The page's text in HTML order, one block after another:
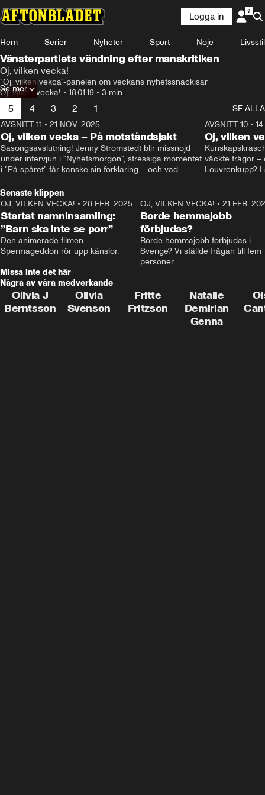
Logga in
Hem Serier Nyheter Sport Nöje Livsstil
Vänsterpartiets vändning efter manskritiken
Oj, vilken vecka!
"Oj, vilken vekca"-panelen om veckans nyhetssnackisar
Oj, vilken vecka! • 18.01.19 • 3 min
Se mer
5 4 3 2 1
SE ALLA
AVSNITT 11 • 21 NOV. 2025
Oj, vilken vecka – På motståndsjakt
Säsongsavslutning! Jenny Strömstedt blir missnöjd
under intervjun i "Nyhetsmorgon", stressiga momentet
i "På spåret" får kanske sin förklaring – och vad
Cantwell och Karin Pettersson.
AVSNITT 10•
Oj, vilken
väckte frågor –
Louvrenkupp?
Senaste klippen
2:40
OJ, VILKEN VECKA! • 28 FEB. 2025
Startat namninsamling:
”Barn ska inte se porr”
Den animerade filmen
Spermageddon rör upp känslor.
OJ, VILKEN VECKA! • 21 FEB.
Borde hemmajobb
förbjudas?
Borde hemmajobb förbjudas i
Sverige? Vi ställde frågan till fem
personer.
Missa inte det här
Några av våra medverkande
Olivia J
Berntsson
Olivia
Svenson
Fritte
Fritzson
Natalie
Demirian
Genna